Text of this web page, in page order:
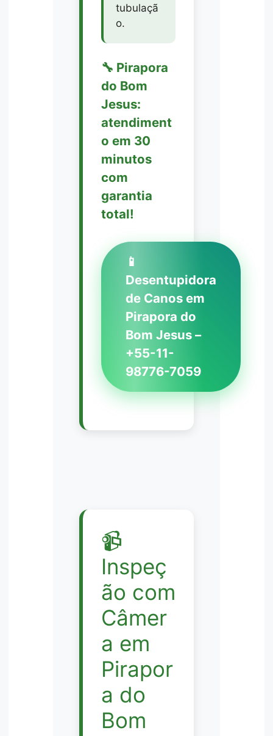
tubulaçã
o.
🔧 Pirapora
do Bom
Jesus:
atendiment
o em 30
minutos
com
garantia
total!
📱
Desentupidora
de Canos em
Pirapora do
Bom Jesus –
+55-11-
98776-7059
📹
Inspeç
ão com
Câmer
a em
Pirapor
a do
Bom